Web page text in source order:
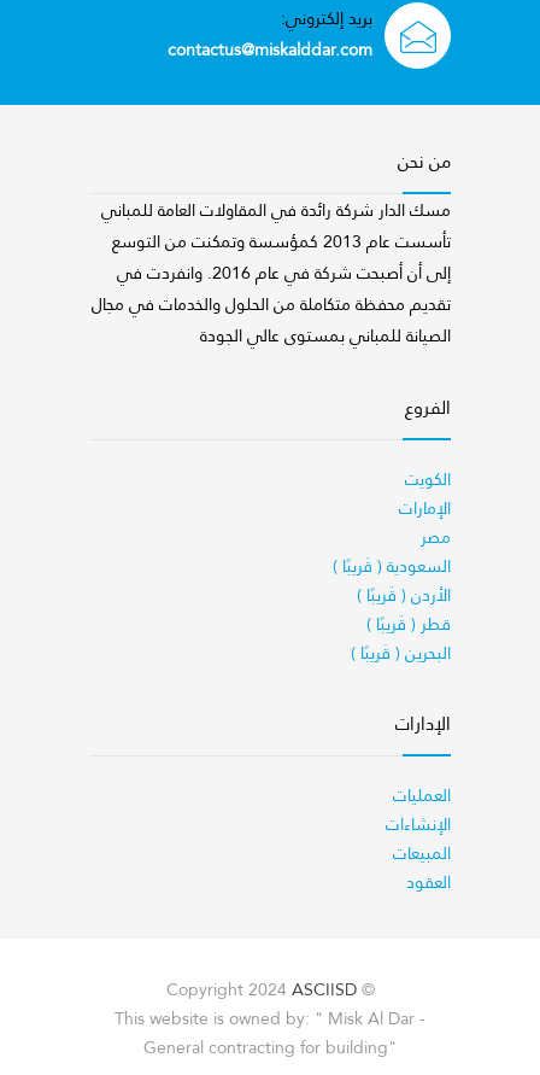
بريد إلكتروني:
contactus@miskalddar.com
من نحن
مسك الدار شركة رائدة في المقاولات العامة للمباني
تأسست عام 2013 كمؤسسة وتمكنت من التوسع
إلى أن أصبحت شركة في عام 2016. وانفردت في
تقديم محفظة متكاملة من الحلول والخدمات في مجال
الصيانة للمباني بمستوى عالي الجودة
الفروع
الكويت
الإمارات
مصر
السعودية ( قَريبًا )
الأردن ( قَريبًا )
قطر ( قَريبًا )
البحرين ( قَريبًا )
الإدارات
العمليات
الإنشاءات
المبيعات
العقود
© Copyright 2024
ASCIISD
This website is owned by: " Misk Al Dar -
General contracting for building"‎